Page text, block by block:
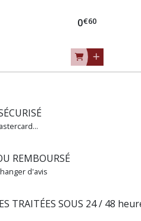
0€60
REMBOURSÉ
d'avis
TRAITÉES SOUS 24 / 48